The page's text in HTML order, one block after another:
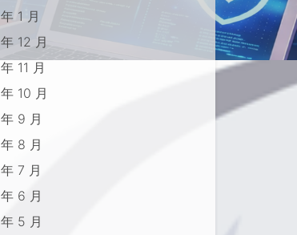
1 月
12 月
11 月
10 月
9 月
8 月
7 月
6 月
5 月